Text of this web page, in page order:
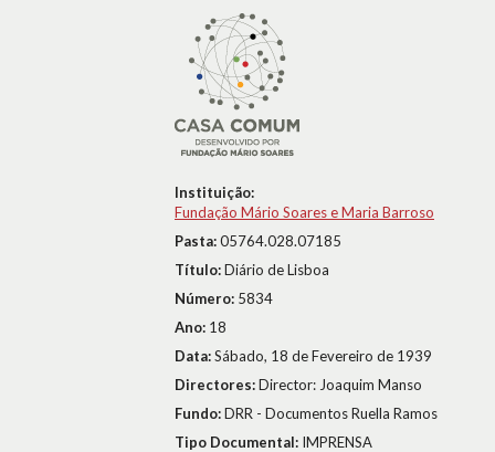
Instituição:
Fundação Mário Soares e Maria Barroso
Pasta:05764.028.07185
Título:Diário de Lisboa
Número: 5834
Ano: 18
Data:Sábado, 18 de Fevereiro de 1939
Directores:Director: Joaquim Manso
Fundo:DRR - Documentos Ruella Ramos
Tipo Documental: IMPRENSA